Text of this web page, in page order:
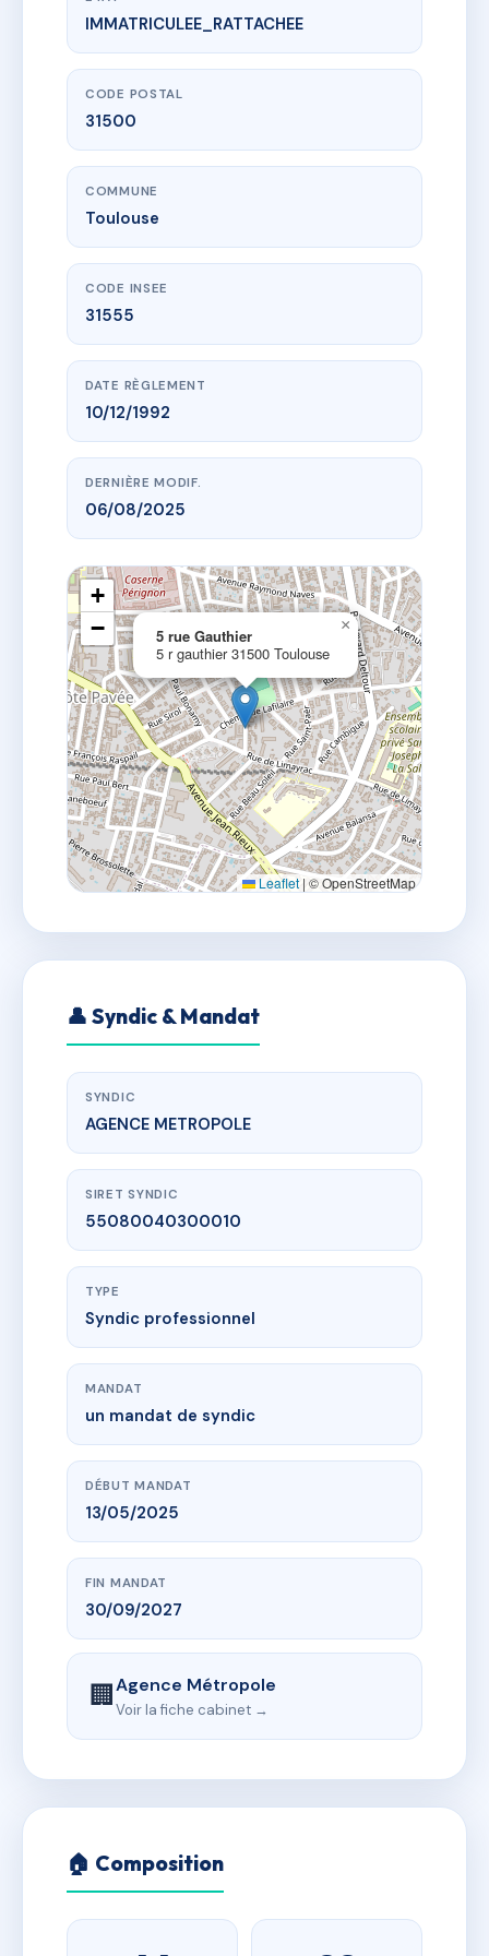
www.vme.plus/AB6067151
5 rue Gauthier
5 r gauthier31500 Toulouse
IMMATRICULEE_RATTACHEE
CODE POSTAL
31500
COMMUNE
Toulouse
CODE INSEE
31555
DATE RÈGLEMENT
10/12/1992
DERNIÈRE MODIF.
06/08/2025
5 rue Gauthier
5 r gauthier 31500 Toulouse
×
+
−
Leaflet | © OpenStreetMap
👤 Syndic & Mandat
SYNDIC
AGENCE METROPOLE
SIRET SYNDIC
55080040300010
TYPE
Syndic professionnel
MANDAT
un mandat de syndic
DÉBUT MANDAT
13/05/2025
FIN MANDAT
30/09/2027
🏢Agence Métropole
Voir la fiche cabinet →
🏠 Composition